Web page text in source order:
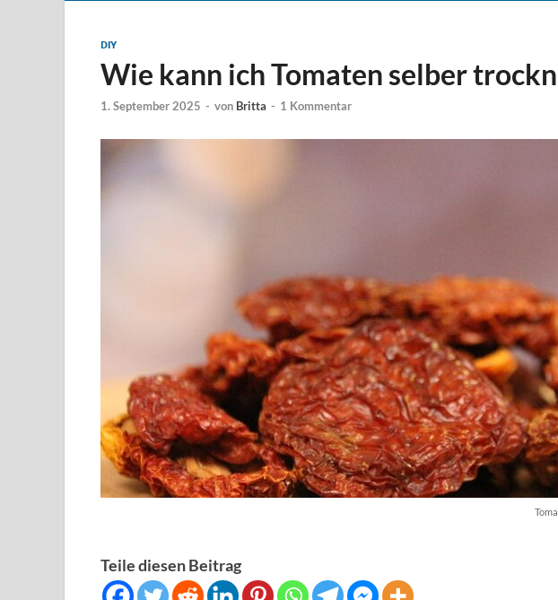
DIY
Wie kann ich Tomaten selber
1. September 2025 - von Britta - 1 Kommentar
Teile diesen Beitrag